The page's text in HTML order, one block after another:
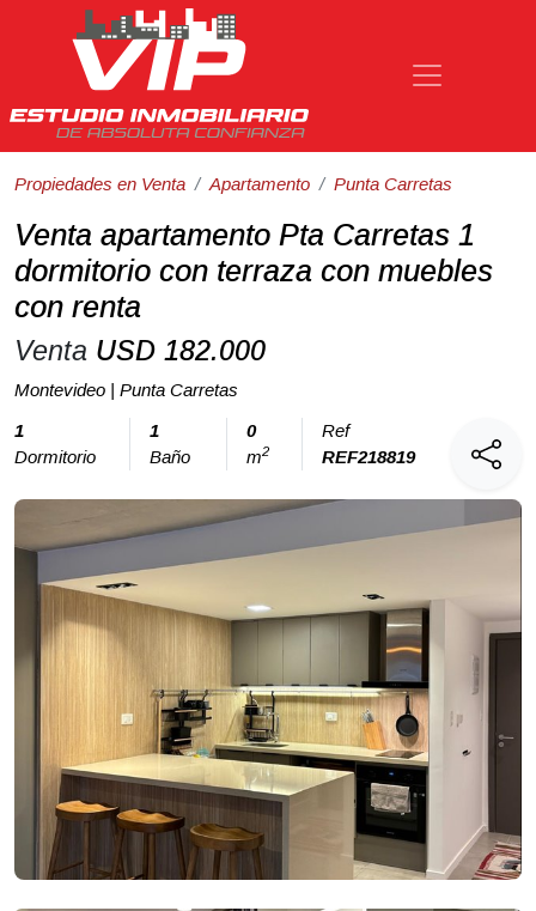
Propiedades en Venta Apartamento Punta Carretas
Venta apartamento Pta Carretas 1
dormitorio con terraza con muebles
con renta
Venta USD 182.000
Montevideo | Punta Carretas
1
Dormitorio
1
Baño
0
m2
Ref
REF218819